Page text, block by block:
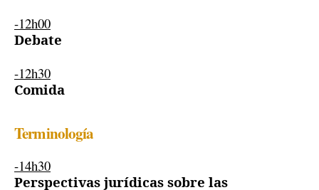
-12h00
Debate
-12h30
Comida
Terminología
-14h30
Perspectivas jurídicas sobre las